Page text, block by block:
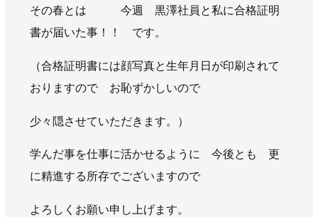
その春とは 今週 黒澤社員と私に合格証明
書が届いた事！！ です。
（合格証明書には顔写真と生年月日が印刷されて
おりますので お恥ずかしいので
少々隠させていただきます。）
学んだ事を仕事に活かせるように 今後とも 更
に精進する所存でございますので
よろしくお願い申し上げます。